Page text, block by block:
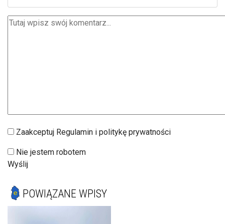
Zaakceptuj Regulamin i politykę prywatności
Nie jestem robotem
Wyślij
POWIĄZANE WPISY